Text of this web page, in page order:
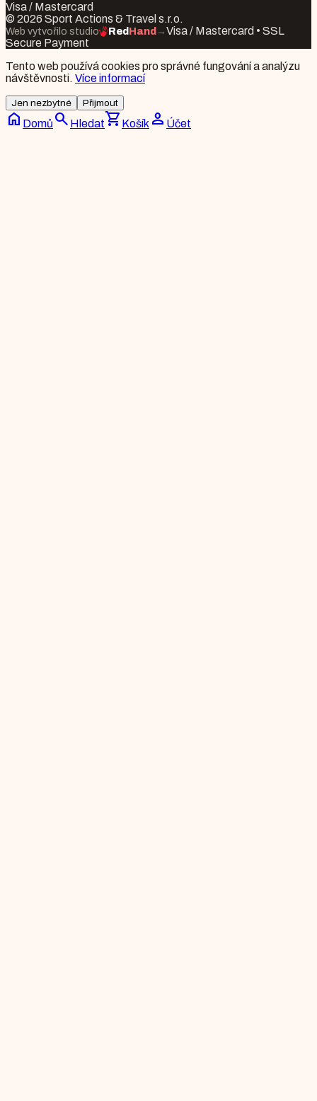
Visa / Mastercard
© 2026 Sport Actions & Travel s.r.o.
Web vytvořilo studio RedHand →Visa / Mastercard • SSL
Secure Payment
Tento web používá cookies pro správné fungování a analýzu
návštěvnosti. Více informací
Jen nezbytné Přijmout
home Domů search Hledatshopping_cart Košík person Účet